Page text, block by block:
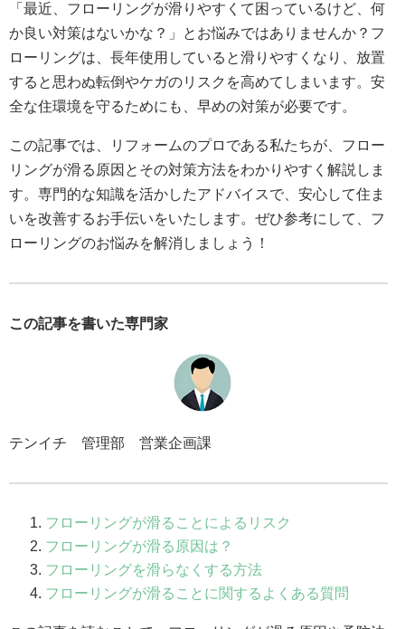
「最近、フローリングが滑りやすくて困っているけど、何
か良い対策はないかな？」とお悩みではありませんか？フ
ローリングは、長年使用していると滑りやすくなり、放置
すると思わぬ転倒やケガのリスクを高めてしまいます。安
全な住環境を守るためにも、早めの対策が必要です。
この記事では、リフォームのプロである私たちが、フロー
リングが滑る原因とその対策方法をわかりやすく解説しま
す。専門的な知識を活かしたアドバイスで、安心して住ま
いを改善するお手伝いをいたします。ぜひ参考にして、フ
ローリングのお悩みを解消しましょう！
この記事を書いた専門家
テンイチ 管理部 営業企画課
フローリングが滑ることによるリスク
フローリングが滑る原因は？
フローリングを滑らなくする方法
フローリングが滑ることに関するよくある質問